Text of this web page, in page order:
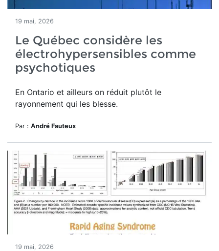
19 mai, 2026
Le Québec considère les
électrohypersensibles comme
psychotiques
En Ontario et ailleurs on réduit plutôt le
rayonnement qui les blesse.
Par : André Fauteux
19 mai, 2026